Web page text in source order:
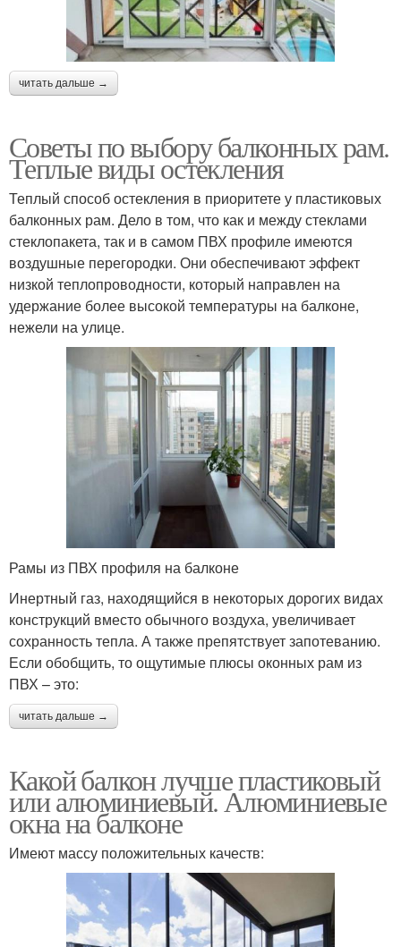
читать дальше →
Советы по выбору балконных рам.
Теплые виды остекления
Теплый способ остекления в приоритете у пластиковых
балконных рам. Дело в том, что как и между стеклами
стеклопакета, так и в самом ПВХ профиле имеются
воздушные перегородки. Они обеспечивают эффект
низкой теплопроводности, который направлен на
удержание более высокой температуры на балконе,
нежели на улице.
Рамы из ПВХ профиля на балконе
Инертный газ, находящийся в некоторых дорогих видах
конструкций вместо обычного воздуха, увеличивает
сохранность тепла. А также препятствует запотеванию.
Если обобщить, то ощутимые плюсы оконных рам из
ПВХ – это:
читать дальше →
Какой балкон лучше пластиковый
или алюминиевый. Алюминиевые
окна на балконе
Имеют массу положительных качеств: